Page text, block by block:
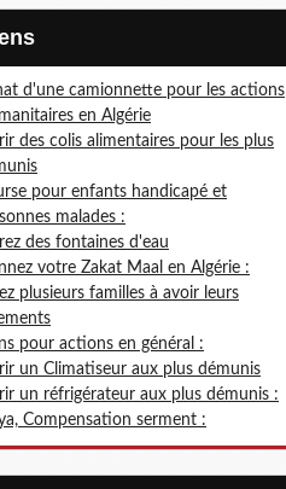
d'une camionnette pour les actions
en Algérie
des colis alimentaires pour les plus
pour enfants handicapé et
malades :
des fontaines d'eau
votre Zakat Maal en Algérie :
plusieurs familles à avoir leurs
pour actions en général :
un Climatiseur aux plus démunis
un réfrigérateur aux plus démunis :
Compensation serment :